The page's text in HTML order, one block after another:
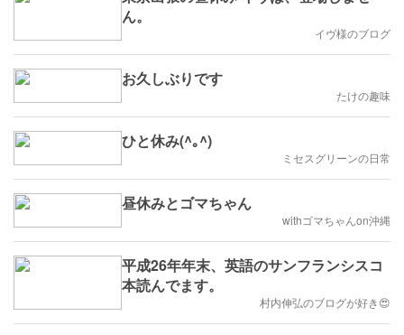
ん。
イヴ様のブログ
お久しぶりです
たけの趣味
ひと休み(^｡^)
ミセスグリーンの日常
昼休みとゴマちゃん
withゴマちゃんon沖縄
平成26年年末、英語のサンフランシスコ
本読んでます。
村内伸弘のブログが好き😍